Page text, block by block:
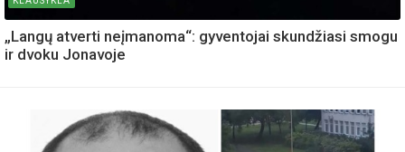
„Langų atverti neįmanoma“: gyventojai skundžiasi smogu
ir dvoku Jonavoje